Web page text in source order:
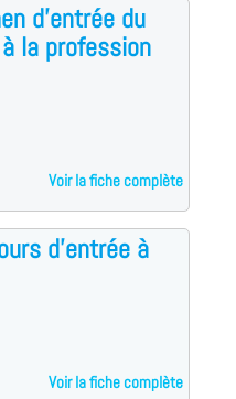
d'entrée du
la profession
Voir la fiche complète
d'entrée à
Voir la fiche complète